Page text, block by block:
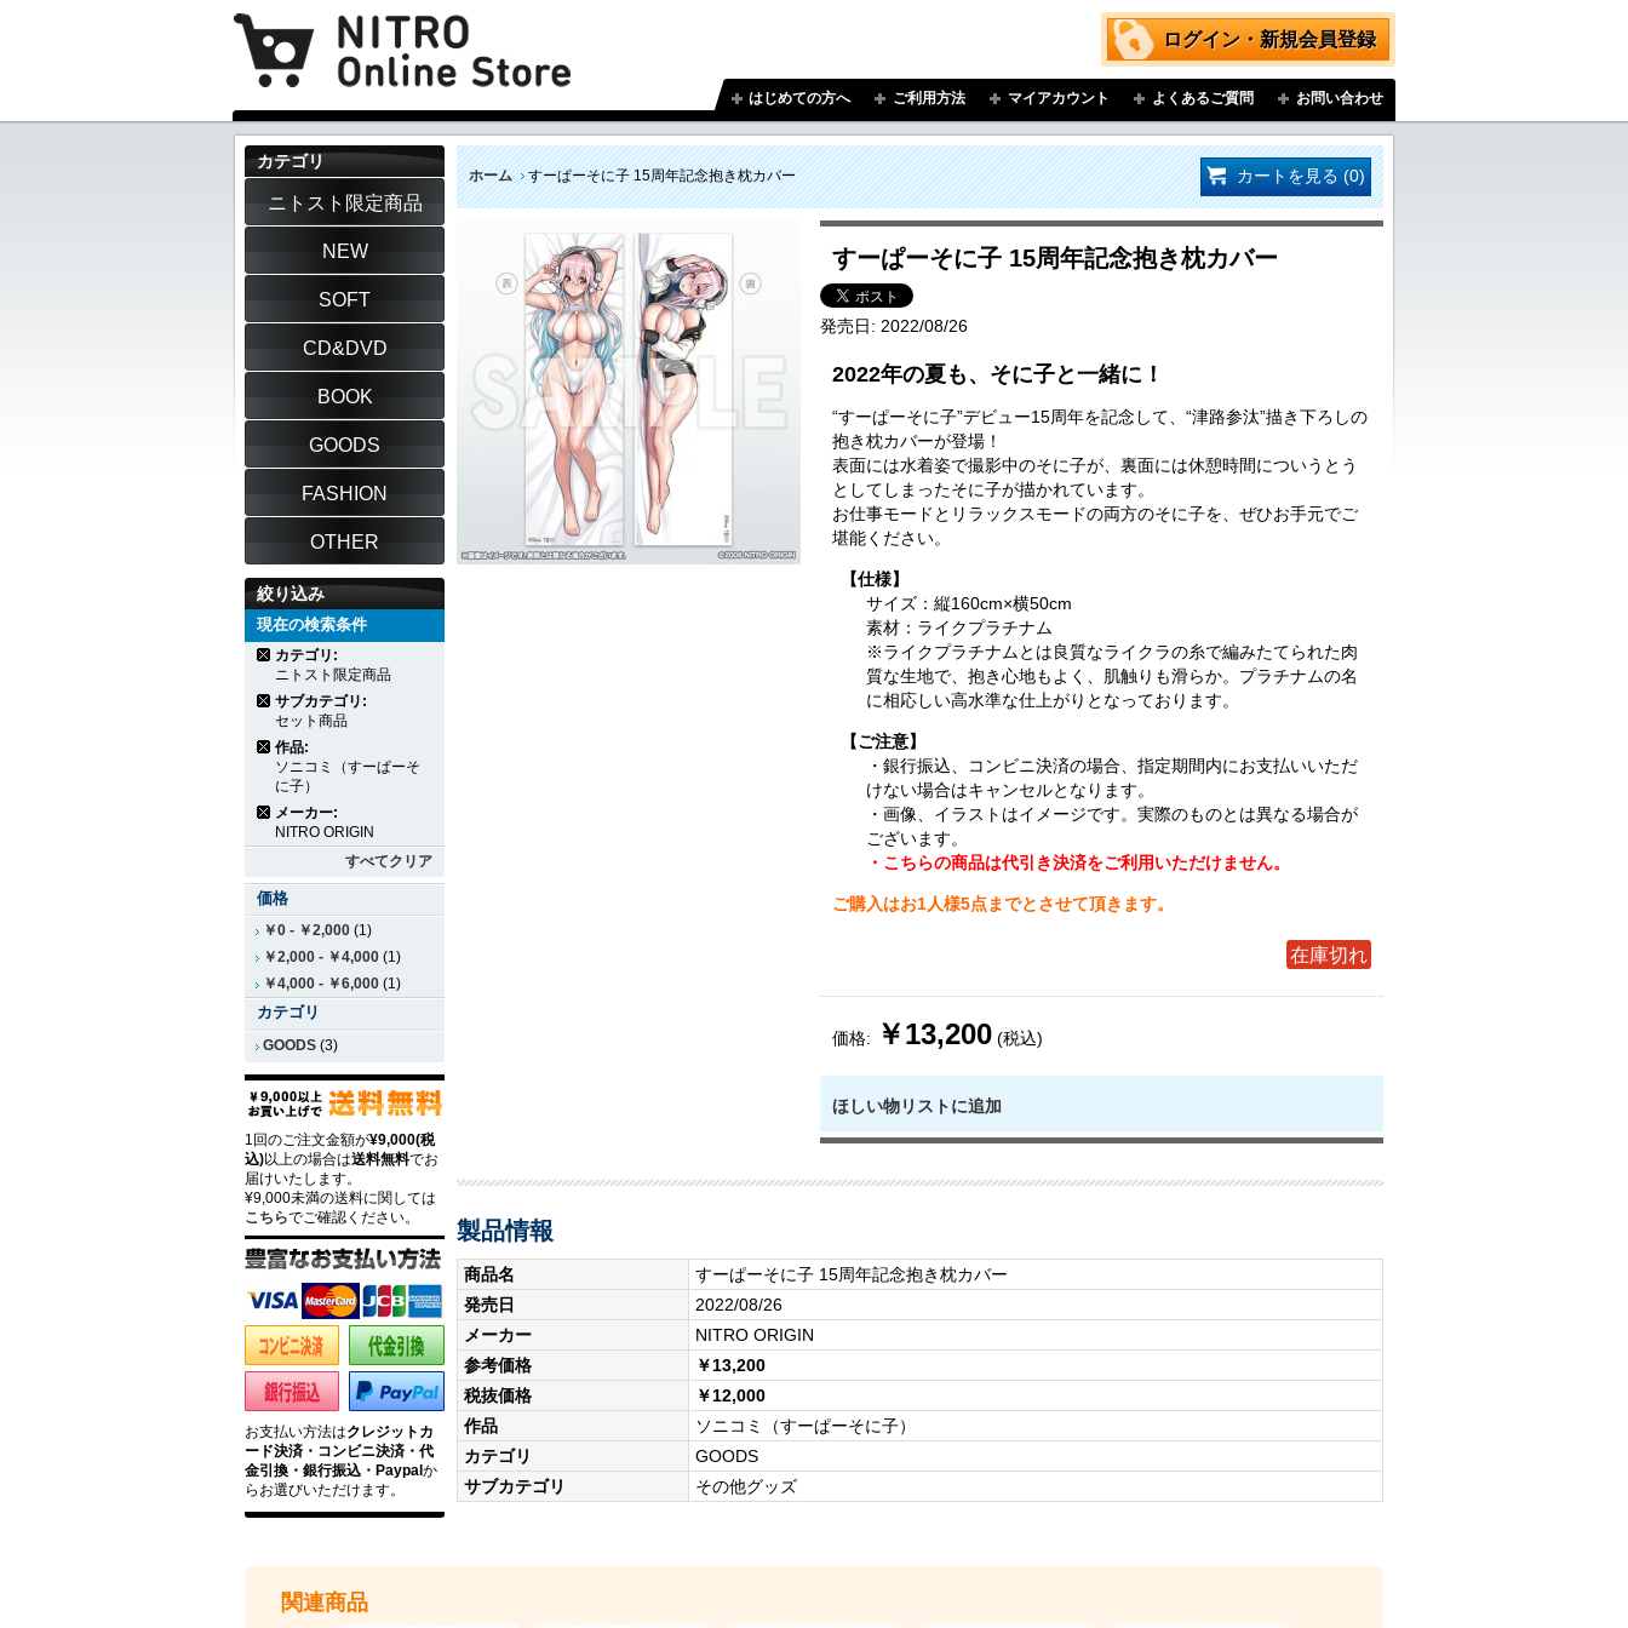
ログイン・新規会員登録
はじめての方へ ご利用方法 マイアカウント よくあるご質問 お問い合わせ
ホーム すーぱーそに子 15周年記念抱き枕カバー カートを見る (0)
すーぱーそに子 15周年記念抱き枕カバー
発売日: 2022/08/26
2022年の夏も、そに子と一緒に！
“すーぱーそに子”デビュー15周年を記念して、“津路参汰”描き下ろしの
抱き枕カバーが登場！
表面には水着姿で撮影中のそに子が、裏面には休憩時間についうとう
としてしまったそに子が描かれています。
お仕事モードとリラックスモードの両方のそに子を、ぜひお手元でご
堪能ください。
【仕様】
サイズ：縦160cm×横50cm
素材：ライクプラチナム
※ライクプラチナムとは良質なライクラの糸で編みたてられた肉
質な生地で、抱き心地もよく、肌触りも滑らか。プラチナムの名
に相応しい高水準な仕上がりとなっております。
【ご注意】
・銀行振込、コンビニ決済の場合、指定期間内にお支払いいただ
けない場合はキャンセルとなります。
・画像、イラストはイメージです。実際のものとは異なる場合が
ございます。
・こちらの商品は代引き決済をご利用いただけません。
ご購入はお1人様5点までとさせて頂きます。
在庫切れ
価格: ￥13,200 (税込)
ほしい物リストに追加
製品情報
商品名
すーぱーそに子 15周年記念抱き枕カバー
発売日
2022/08/26
メーカー
NITRO ORIGIN
参考価格
￥13,200
税抜価格
￥12,000
作品
ソニコミ（すーぱーそに子）
カテゴリ
GOODS
サブカテゴリ
その他グッズ
カテゴリ
ニトスト限定商品
NEW
SOFT
CD&DVD
BOOK
GOODS
FASHION
OTHER
絞り込み
現在の検索条件
カテゴリ:
ニトスト限定商品
サブカテゴリ:
セット商品
作品:
ソニコミ（すーぱーそ
に子）
メーカー:
NITRO ORIGIN
すべてクリア
価格
￥0 - ￥2,000 (1)
￥2,000 - ￥4,000 (1)
￥4,000 - ￥6,000 (1)
カテゴリ
GOODS (3)
1回のご注文金額が¥9,000(税
込)以上の場合は送料無料でお
届けいたします。
¥9,000未満の送料に関しては
こちらでご確認ください。
お支払い方法はクレジットカ
ード決済・コンビニ決済・代
金引換・銀行振込・Paypalか
らお選びいただけます。
関連商品